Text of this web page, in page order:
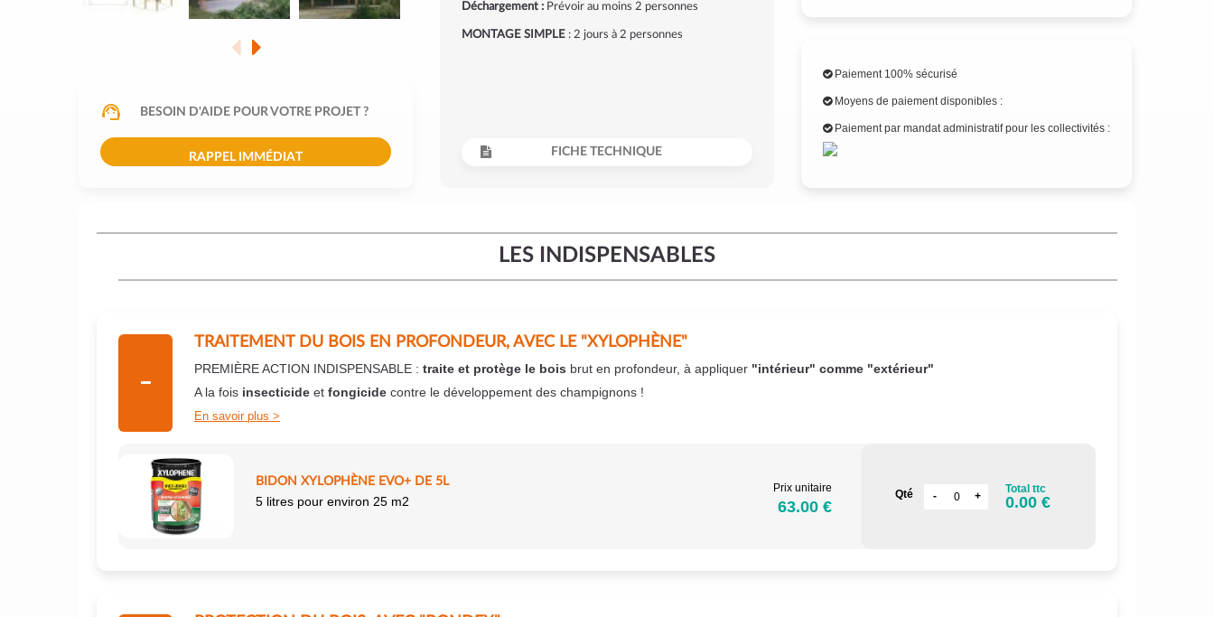
BESOIN D'AIDE POUR VOTRE PROJET ?
RAPPEL IMMÉDIAT
Déchargement : Prévoir au moins 2 personnes
MONTAGE SIMPLE: 2 jours à 2 personnes
FICHE TECHNIQUE
Paiement 100% sécurisé
Moyens de paiement disponibles :
Paiement par mandat administratif pour les collectivités :
LES INDISPENSABLES
TRAITEMENT DU BOIS EN PROFONDEUR, AVEC LE "XYLOPHÈNE"
PREMIÈRE ACTION INDISPENSABLE : traite et protège le bois brut en profondeur, à appliquer "intérieur" comme "extérieur"
A la fois insecticide et fongicide contre le développement des champignons !
En savoir plus
BIDON XYLOPHÈNE EVO+ DE 5L
5 litres pour environ 25 m2
Prix unitaire
63.00 €
Qté Total ttc
0.00 €